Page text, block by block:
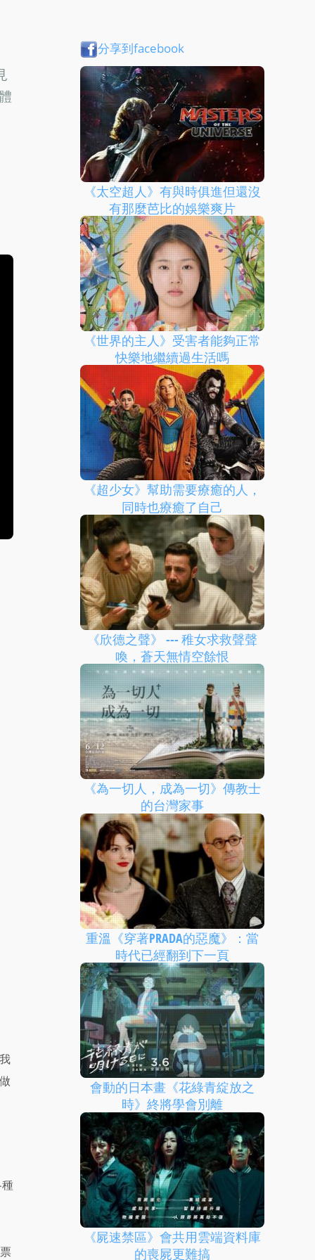
分享到facebook
《太空超人》有與時俱進但還沒
有那麼芭比的娛樂爽片
《世界的主人》受害者能夠正常
快樂地繼續過生活嗎
《超少女》幫助需要療癒的人，
同時也療癒了自己
《欣德之聲》 --- 稚女求救聲聲
喚，蒼天無情空餘恨
《為一切人，成為一切》傳教士
的台灣家事
重溫《穿著PRADA的惡魔》：當
時代已經翻到下一頁
會動的日本畫《花綠青綻放之
時》終將學會別離
《屍速禁區》會共用雲端資料庫
的喪屍更難搞